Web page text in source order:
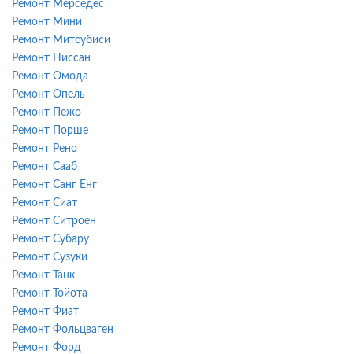
Ремонт Мерседес
Ремонт Мини
Ремонт Митсубиси
Ремонт Ниссан
Ремонт Омода
Ремонт Опель
Ремонт Пежо
Ремонт Порше
Ремонт Рено
Ремонт Сааб
Ремонт Санг Енг
Ремонт Сиат
Ремонт Ситроен
Ремонт Субару
Ремонт Сузуки
Ремонт Танк
Ремонт Тойота
Ремонт Фиат
Ремонт Фольцваген
Ремонт Форд